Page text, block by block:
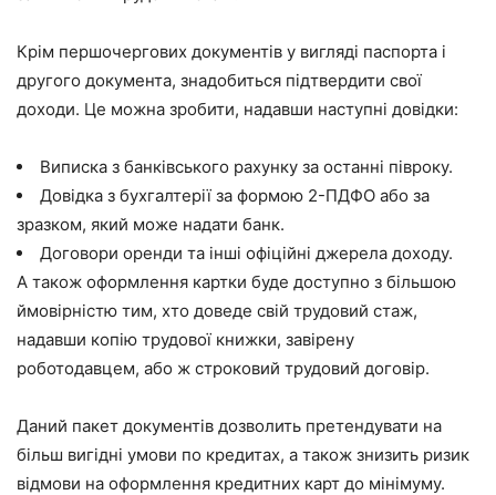
Крім першочергових документів у вигляді паспорта і
другого документа, знадобиться підтвердити свої
доходи. Це можна зробити, надавши наступні довідки:
Виписка з банківського рахунку за останні півроку.
Довідка з бухгалтерії за формою 2-ПДФО або за
зразком, який може надати банк.
Договори оренди та інші офіційні джерела доходу.
А також оформлення картки буде доступно з більшою
ймовірністю тим, хто доведе свій трудовий стаж,
надавши копію трудової книжки, завірену
роботодавцем, або ж строковий трудовий договір.
Даний пакет документів дозволить претендувати на
більш вигідні умови по кредитах, а також знизить ризик
відмови на оформлення кредитних карт до мінімуму.